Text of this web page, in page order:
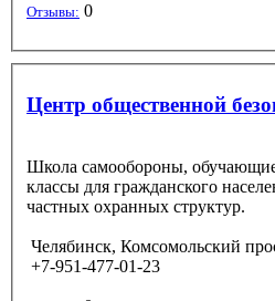
Отзывы: 0
Центр общественной
Школа самообороны,
классы для гражданского
частных охранных структур.
Челябинск, Комсомольский
+7-951-477-01-23